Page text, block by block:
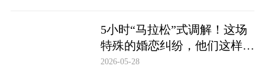
5小时“马拉松”式调解！这场
特殊的婚恋纠纷，他们这样化
解……
2026-05-28